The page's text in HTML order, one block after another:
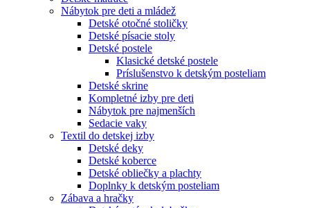
Nábytok pre deti a mládež
Detské otočné stoličky
Detské písacie stoly
Detské postele
Klasické detské postele
Príslušenstvo k detským posteliam
Detské skrine
Kompletné izby pre deti
Nábytok pre najmenších
Sedacie vaky
Textil do detskej izby
Detské deky
Detské koberce
Detské obliečky a plachty
Doplnky k detským posteliam
Zábava a hračky